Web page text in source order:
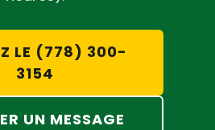
LE (778) 300-
3154
UN MESSAGE